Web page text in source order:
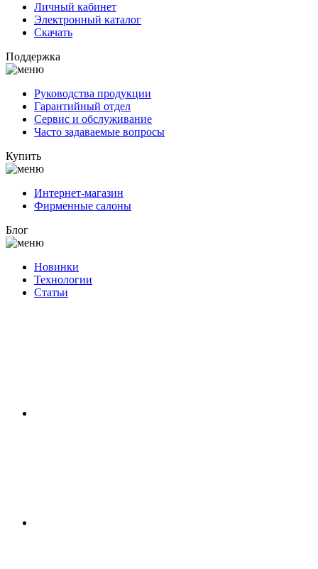
Личный кабинет
Электронный каталог
Скачать
Поддержка
Руководства продукции
Гарантийный отдел
Сервис и обслуживание
Часто задаваемые вопросы
Купить
Интернет-магазин
Фирменные салоны
Блог
Новинки
Технологии
Статьи